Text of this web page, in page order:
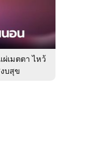
เมตตา ไหว้
บสุข